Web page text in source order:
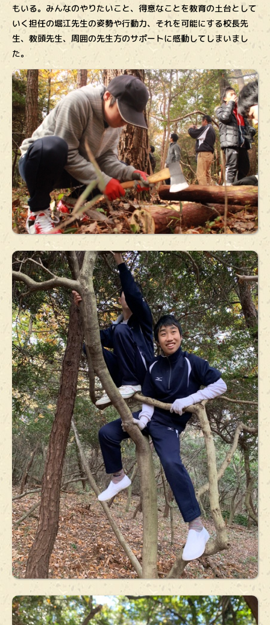
もいる。みんなのやりたいこと、得意なことを教育の土台として
いく担任の堀江先生の姿勢や行動力、それを可能にする校長先
生、教頭先生、周囲の先生方のサポートに感動してしまいまし
た。